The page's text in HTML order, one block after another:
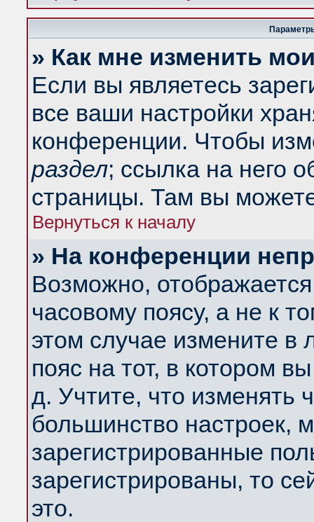
» Как мне изменить
Если вы являетесь
все ваши настройки
конференции. Чтобы
раздел; ссылка на него
страницы. Там вы
Вернуться к началу
» На конференции
Возможно,
часовому поясу, а не к
этом случае измените в
пояс на тот, в котором
д. Учтите, что изменять
большинство настроек,
зарегистрированные
зарегистрированы, то
это.